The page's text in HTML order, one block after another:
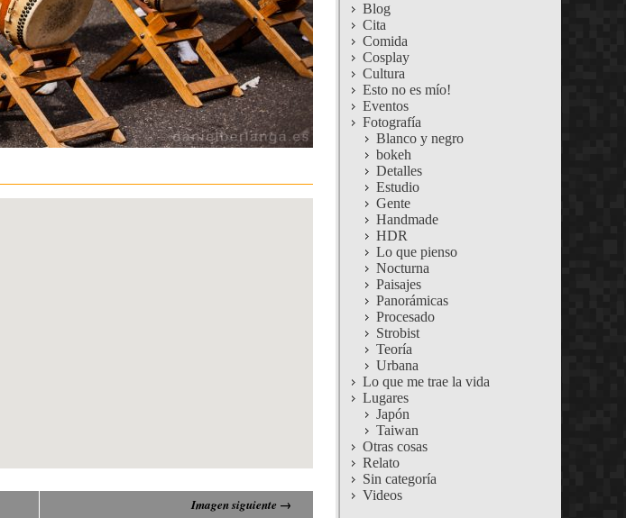
Imagen siguiente →
Blog
Cita
Comida
Cosplay
Cultura
Esto no es mío!
Eventos
Fotografía
Blanco y negro
bokeh
Detalles
Estudio
Gente
Handmade
HDR
Lo que pienso
Nocturna
Paisajes
Panorámicas
Procesado
Strobist
Teoría
Urbana
Lo que me trae la vida
Lugares
Japón
Taiwan
Otras cosas
Relato
Sin categoría
Videos